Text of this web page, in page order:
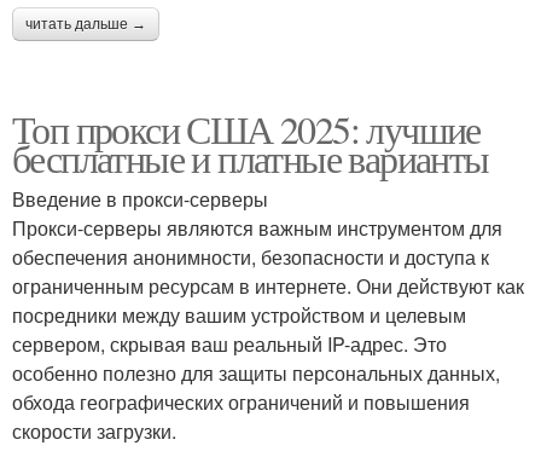
читать дальше →
Топ прокси США 2025: лучшие
бесплатные и платные варианты
Введение в прокси-серверы
Прокси-серверы являются важным инструментом для
обеспечения анонимности, безопасности и доступа к
ограниченным ресурсам в интернете. Они действуют как
посредники между вашим устройством и целевым
сервером, скрывая ваш реальный IP-адрес. Это
особенно полезно для защиты персональных данных,
обхода географических ограничений и повышения
скорости загрузки.